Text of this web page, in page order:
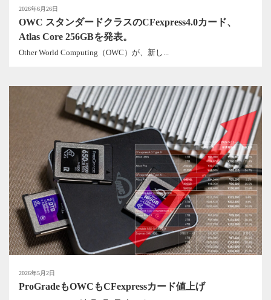
2026年6月26日
OWC スタンダードクラスのCFexpress4.0カード、
Atlas Core 256GBを発表。
Other World Computing（OWC）が、新し...
2026年5月2日
ProGradeもOWCもCFexpressカード値上げ